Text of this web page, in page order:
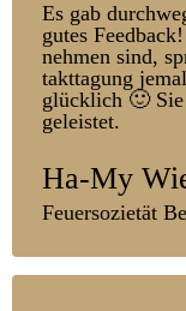
Es gab
gutes
nehmen sind,
takt­tag­ung
glück­lich 🙂
ge­leistet.
Ha-My
Feuersozietät